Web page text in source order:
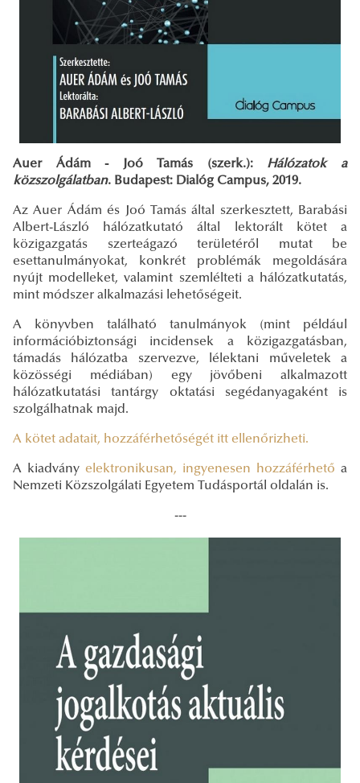
Auer Ádám - Joó Tamás (szerk.): Hálózatok a
közszolgálatban. Budapest: Dialóg Campus, 2019.
Az Auer Ádám és Joó Tamás által szerkesztett, Barabási
Albert-László hálózatkutató által lektorált kötet a
közigazgatás szerteágazó területéről mutat be
esettanulmányokat, konkrét problémák megoldására
nyújt modelleket, valamint szemlélteti a hálózatkutatás,
mint módszer alkalmazási lehetőségeit.
A könyvben található tanulmányok (mint például
információbiztonsági incidensek a közigazgatásban,
támadás hálózatba szervezve, lélektani műveletek a
közösségi médiában) egy jövőbeni alkalmazott
hálózatkutatási tantárgy oktatási segédanyagaként is
szolgálhatnak majd.
A kötet adatait, hozzáférhetőségét itt ellenőrizheti.
A kiadvány elektronikusan, ingyenesen hozzáférhető a
Nemzeti Közszolgálati Egyetem Tudásportál oldalán is.
---